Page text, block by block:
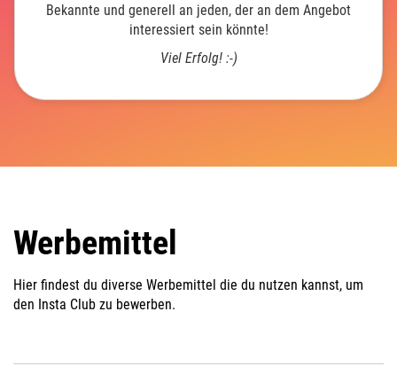
Bekannte und generell an jeden, der an dem Angebot
interessiert sein könnte!
Viel Erfolg! :-)
Werbemittel
Hier findest du diverse Werbemittel die du nutzen kannst, um
den Insta Club zu bewerben.